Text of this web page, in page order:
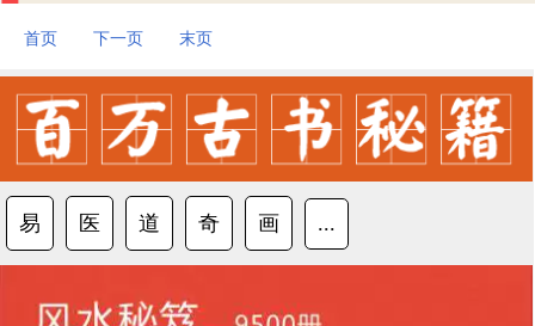
首页 下一页 末页
易 医 道 奇 画 ...